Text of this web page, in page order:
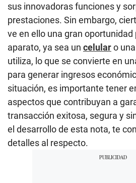
sus innovadoras funciones y
prestaciones. Sin embargo,
ve en ello una gran oportunidad
aparato, ya sea un celularo una
utiliza, lo que se convierte en
para generar ingresos
situación, es importante tener
aspectos que contribuyan a
transacción exitosa, segura y
el desarrollo de esta nota, te
detalles al respecto.